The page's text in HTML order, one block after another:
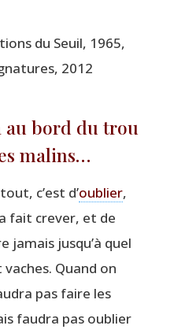
du Seuil, 1965,
2012
au bord du trou
malins…
c’est d’oublier,
fait cre­ver, et de
jamais jusqu’à quel
Quand on
pas faire les
fau­dra pas oublier